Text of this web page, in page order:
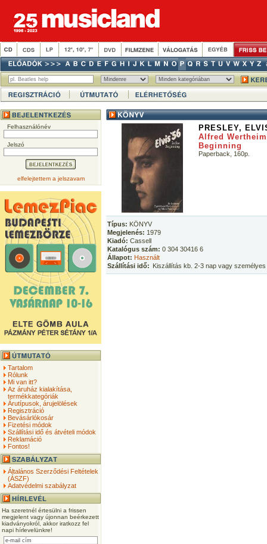
Felhasználónév
Jelszó
elfelejtettem a jelszavam
Tartalom
Rólunk
Mi van itt?
Az áruház kialakítása,
termékkategóriák
Árutípusok, árujelölések
Regisztráció
Bevásárlókosár
Fizetési módok
Szállítási idő és átvételi módok
Reklamáció
Fontos!
Általános Szerződési Feltételek
(ÁSZF)
Adatvédelmi szabályzat
Ha szeretnél értesülni a frissen
megjelent vagy újonnan beérkezett
kiadványokról, akkor iratkozz fel
napi hírlevelünkre!
PRESLEY,
Alfred
Beginning
Paperback, 160p.
Típus: KÖNYV
Megjelenés: 1979
Kiadó: Cassell
Katalógus szám: 0 304 30416 6
Állapot: Használt
Szállítási idő: Kiszállítás kb. 2-3 nap vagy